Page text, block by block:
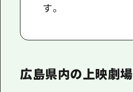
す。
広島県内の上映劇場